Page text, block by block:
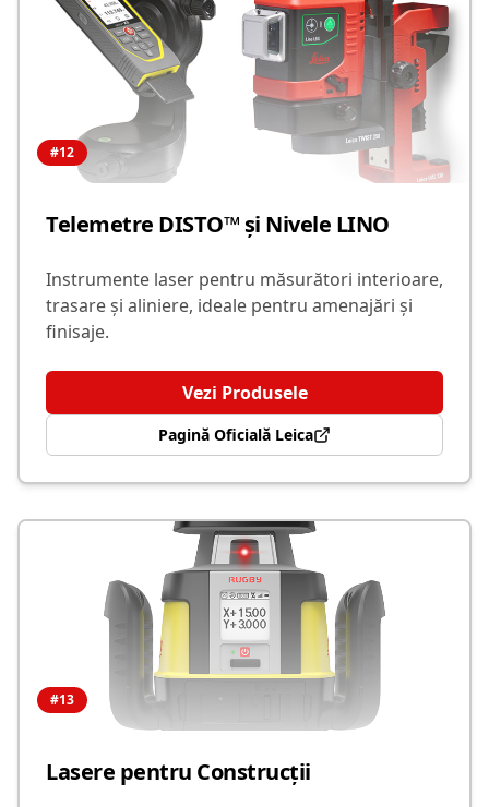
#12
Telemetre DISTO™ și Nivele LINO
Instrumente laser pentru măsurători interioare,
trasare și aliniere, ideale pentru amenajări și
finisaje.
Vezi Produsele
Pagină Oficială Leica
#13
Lasere pentru Construcții